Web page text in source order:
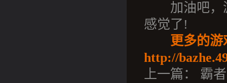
加油吧，游
感觉了!
更多的
http://
上一篇：
霸